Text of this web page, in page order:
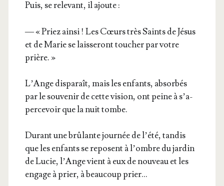
Puis, se rele­vant, il ajoute :
— « Priez ain­si ! Les Cœurs très Saints de Jésus
et de Marie se lais­se­ront tou­cher par votre
prière. »
L’Ange dis­pa­raît, mais les enfants, absor­bés
par le sou­ve­nir de cette vision, ont peine à s’a­
per­ce­voir que la nuit tombe.
Durant une brû­lante jour­née de l’é­té, tan­dis
que les enfants se reposent à l’ombre du jar­din
de Lucie, l’Ange vient à eux de nou­veau et les
engage à prier, à beau­coup prier…